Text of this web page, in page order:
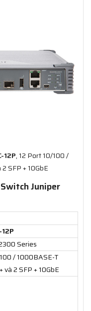
12P, 12 Port 10/100 /
SFP + 10GbE
Juniper
Series
/ 1000BASE-T
và 2 SFP + 10GbE